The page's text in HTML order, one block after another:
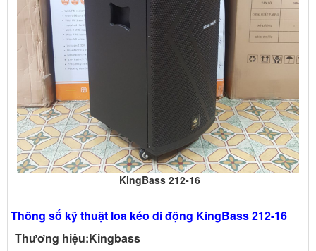
KingBass 212-16
Thông số kỹ thuật loa kéo di động KingBass 212-16
Thương hiệu:Kingbass